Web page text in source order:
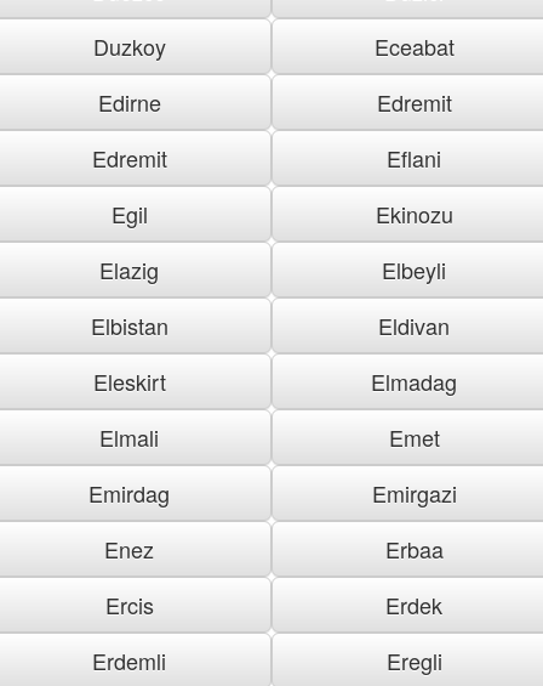
Duzkoy
Eceabat
Edirne
Edremit
Edremit
Eflani
Egil
Ekinozu
Elazig
Elbeyli
Elbistan
Eldivan
Eleskirt
Elmadag
Elmali
Emet
Emirdag
Emirgazi
Enez
Erbaa
Ercis
Erdek
Erdemli
Eregli